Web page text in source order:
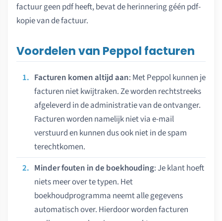
factuur geen pdf heeft, bevat de herinnering géén pdf-
kopie van de factuur.
Voordelen van Peppol facturen
Facturen komen altijd aan: Met Peppol kunnen je
facturen niet kwijtraken. Ze worden rechtstreeks
afgeleverd in de administratie van de ontvanger.
Facturen worden namelijk niet via e-mail
verstuurd en kunnen dus ook niet in de spam
terechtkomen.
Minder fouten in de boekhouding: Je klant hoeft
niets meer over te typen. Het
boekhoudprogramma neemt alle gegevens
automatisch over. Hierdoor worden facturen